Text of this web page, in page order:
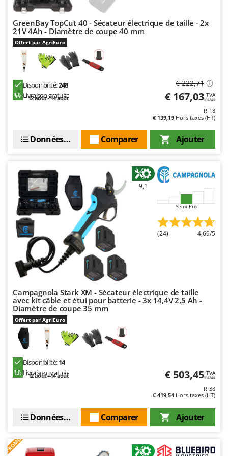
GreenBay TopCut 40 - Sécateur électrique de taille - 2x
21V 4Ah - Diamètre de coupe 40 mm
Offert par AgriEuro
Disponibilité:248
Livraison gratuite
12 août - 14 août
€ 222,71
€ 167,03 TVA
Inclus
R-18
€ 139,19 Hors taxes (HT)
Ajouter
Comparer
Données techniques
9,1
Semi-Pro
(24) 4,69/5
Campagnola Stark XM - Sécateur électrique de taille
avec kit câble et étui pour batterie - 3x 14,4V 2,5 Ah -
Diamètre de coupe 35 mm
Offert par AgriEuro
Disponibilité:14
Livraison gratuite
12 août - 14 août € 503,45 TVA
Inclus
R-38
€ 419,54Hors taxes (HT)
Ajouter
Comparer
Données techniques
PROMO